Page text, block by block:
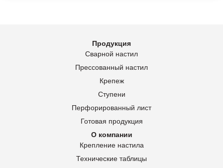
Продукция
Сварной настил
Прессованный настил
Крепеж
Ступени
Перфорированный лист
Готовая продукция
О компании
Крепление настила
Технические таблицы